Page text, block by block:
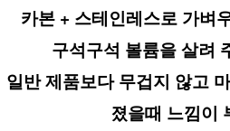
카본 + 스테인레스로 가벼
구석구석 볼륨을 살려
일반 제품보다 무겁지 않고
졌을때 느낌이